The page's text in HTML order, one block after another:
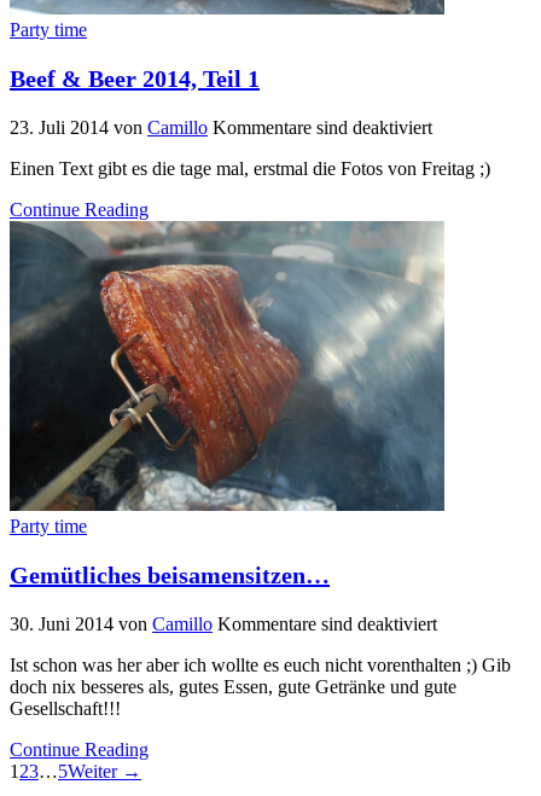
Party time
Beef & Beer 2014, Teil 1
23. Juli 2014 von Camillo Kommentare sind deaktiviert
Einen Text gibt es die tage mal, erstmal die Fotos von Freitag ;)
Continue Reading
Party time
Gemütliches beisamensitzen…
30. Juni 2014 von Camillo Kommentare sind deaktiviert
Ist schon was her aber ich wollte es euch nicht vorenthalten ;) Gib
doch nix besseres als, gutes Essen, gute Getränke und gute
Gesellschaft!!!
Continue Reading
1 23…5Weiter →